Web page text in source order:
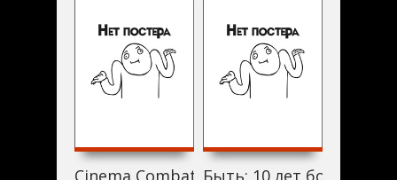
Cinema Combat: Hollywood Goes to War
Быть: 10 лет борьбы